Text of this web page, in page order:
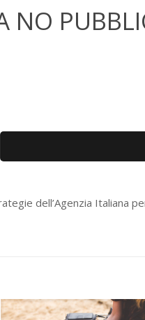
NO
dell’Agenzia Italiana